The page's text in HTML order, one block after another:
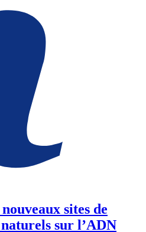
sites de
sur l’ADN